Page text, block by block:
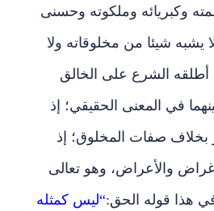
وكبريائه وملكوته وحسنى
يشبه شيئا من مخلوقاته ولا
أطلقه الشرع على الخالق
في المعنى الحقيقي؛ إذ
صفات المخلوق؛ إذ
والأعراض، وهو تعالى
هذا قوله الحق:“ليس كمثله